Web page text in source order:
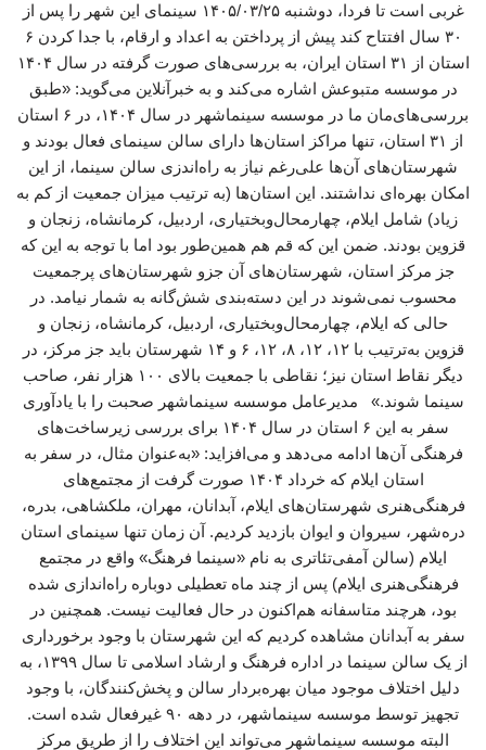
غربی است تا فردا، دوشنبه ۱۴۰۵/۰۳/۲۵ سینمای این شهر را پس از
۳۰ سال افتتاح کند پیش از پرداختن به اعداد و ارقام، با جدا کردن ۶
استان از ۳۱ استان ایران، به بررسی‌های صورت گرفته در سال ۱۴۰۴
در موسسه متبوعش اشاره می‌کند و به خبرآنلاین می‌گوید: «طبق
بررسی‌های‌مان ما در موسسه سینماشهر در سال ۱۴۰۴، در ۶ استان
از ۳۱ استان، تنها مراکز استان‌ها دارای سالن سینمای فعال بودند و
شهرستان‌های آن‌ها علی‌رغم نیاز به راه‌اندزی سالن سینما، از این
امکان بهره‌ای نداشتند. این استان‌ها (به ترتیب میزان جمعیت از کم به
زیاد) شامل ایلام، چهارمحال‌وبختیاری، اردبیل، کرمانشاه، زنجان و
قزوین بودند. ضمن این که قم هم همین‌طور بود اما با توجه به این که
جز مرکز استان، شهرستان‌های آن جزو شهرستان‌های پرجمعیت
محسوب نمی‌شوند در این دسته‌بندی شش‌گانه به شمار نیامد. در
حالی که ایلام، چهارمحال‌وبختیاری، اردبیل، کرمانشاه، زنجان و
قزوین به‌ترتیب با ۱۲، ۱۲، ۸، ۱۲، ۶ و ۱۴ شهرستان باید جز مرکز، در
دیگر نقاط استان نیز؛ نقاطی با جمعیت بالای ۱۰۰ هزار نفر، صاحب
سینما شوند.» مدیرعامل موسسه سینماشهر صحبت را با یادآوری
سفر به این ۶ استان در سال ۱۴۰۴ برای بررسی زیرساخت‌های
فرهنگی آن‌ها ادامه می‌دهد و می‌افزاید: «به‌عنوان مثال، در سفر به
استان ایلام که خرداد ۱۴۰۴ صورت گرفت از مجتمع‌های
فرهنگی‌هنری شهرستان‌های ایلام، آبدانان، مهران، ملکشاهی، بدره،
دره‌شهر، سیروان و ایوان بازدید کردیم. آن زمان تنها سینمای استان
ایلام (سالن آمفی‌تئاتری به نام «سینما فرهنگ» واقع در مجتمع
فرهنگی‌هنری ایلام) پس از چند ماه تعطیلی دوباره راه‌اندازی شده
بود، هرچند متاسفانه هم‌اکنون در حال فعالیت نیست. همچنین در
سفر به آبدانان مشاهده کردیم که این شهرستان با وجود برخورداری
از یک سالن سینما در اداره فرهنگ و ارشاد اسلامی تا سال ۱۳۹۹، به
دلیل اختلاف موجود میان بهره‌بردار سالن و پخش‌کنندگان، با وجود
تجهیز توسط موسسه سینماشهر، در دهه ۹۰ غیرفعال شده است.
البته موسسه سینماشهر می‌تواند این اختلاف را از طریق مرکز